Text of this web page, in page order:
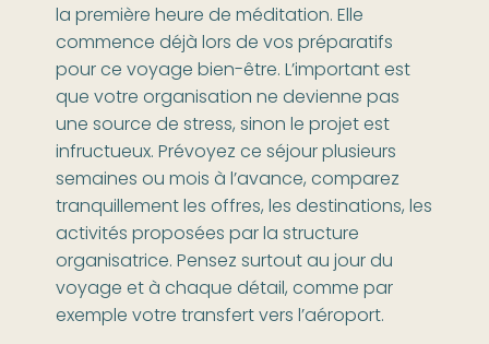
la première heure de méditation. Elle
commence déjà lors de vos préparatifs
pour ce voyage bien-être. L’important est
que votre organisation ne devienne pas
une source de stress, sinon le projet est
infructueux. Prévoyez ce séjour plusieurs
semaines ou mois à l’avance, comparez
tranquillement les offres, les destinations, les
activités proposées par la structure
organisatrice. Pensez surtout au jour du
voyage et à chaque détail, comme par
exemple votre transfert vers l’aéroport.